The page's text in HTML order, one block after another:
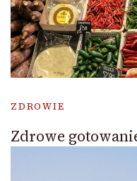
ZDROWIE
Zdrowe